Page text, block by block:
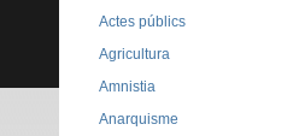
Actes públics
Agricultura
Amnistia
Anarquisme